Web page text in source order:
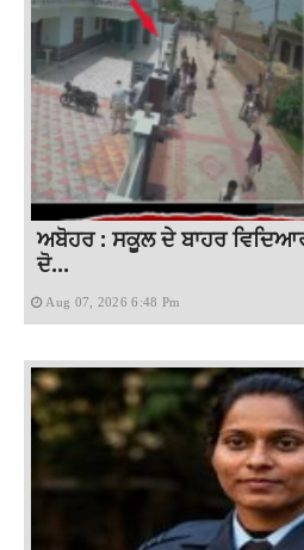
ਅਬੋਹਰ : ਸਕੂਲ ਦੇ ਬਾਹਰ
ਦੋ...
Aug 07, 2026 6:48 Pm